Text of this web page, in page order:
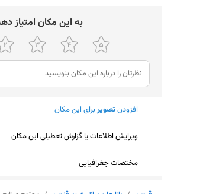
ﺑﻪ اﯾﻦ ﻣﮑﺎن اﻣﺘﯿﺎز
افزودنتصویربرای این مکان
ویرایش اطلاعات یا گزارش تعطیلی این مکان
مختصات جغرافیایی